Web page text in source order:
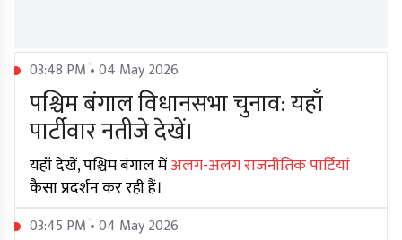
03:48 PM • 04 May 2026
पश्चिम बंगाल विधानसभा चुनाव: यहाँ
पार्टीवार नतीजे देखें।
यहाँ देखें, पश्चिम बंगाल मेंअलग-अलग राजनीतिक पार्टियां
कैसा प्रदर्शन कर रही हैं।
03:45 PM • 04 May 2026